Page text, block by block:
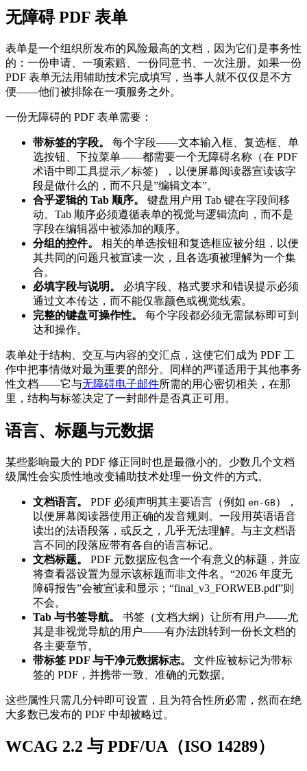
无障碍 PDF 表单
表单是一个组织所发布的风险最高的文档，因为它们是事务性
的：一份申请、一项索赔、一份同意书、一次注册。如果一份
PDF 表单无法用辅助技术完成填写，当事人就不仅仅是不方
便——他们被排除在一项服务之外。
一份无障碍的 PDF 表单需要：
带标签的字段。
每个字段——文本输入框、复选框、单
选按钮、下拉菜单——都需要一个无障碍名称（在 PDF
术语中即工具提示／标签），以便屏幕阅读器宣读该字
段是做什么的，而不只是”编辑文本”。
合乎逻辑的 Tab 顺序。
键盘用户用 Tab 键在字段间移
动。Tab 顺序必须遵循表单的视觉与逻辑流向，而不是
字段在编辑器中被添加的顺序。
分组的控件。
相关的单选按钮和复选框应被分组，以便
其共同的问题只被宣读一次，且各选项被理解为一个集
合。
必填字段与说明。
必填字段、格式要求和错误提示必须
通过文本传达，而不能仅靠颜色或视觉线索。
完整的键盘可操作性。
每个字段都必须无需鼠标即可到
达和操作。
表单处于结构、交互与内容的交汇点，这使它们成为 PDF 工
作中把事情做对最为重要的部分。同样的严谨适用于其他事务
性文档——它与无障碍电子邮件所需的用心密切相关，在那
里，结构与标签决定了一封邮件是否真正可用。
语言、标题与元数据
某些影响最大的 PDF 修正同时也是最微小的。少数几个文档
级属性会实质性地改变辅助技术处理一份文件的方式。
文档语言。 PDF 必须声明其主要语言（例如 en-GB），
以便屏幕阅读器使用正确的发音规则。一段用英语语音
读出的法语段落，或反之，几乎无法理解。与主文档语
言不同的段落应带有各自的语言标记。
文档标题。
PDF 元数据应包含一个有意义的标题，并应
将查看器设置为显示该标题而非文件名。“2026 年度无
障碍报告”会被宣读和显示；“final_v3_FORWEB.pdf”则
不会。
Tab 与书签导航。
书签（文档大纲）让所有用户——尤
其是非视觉导航的用户——有办法跳转到一份长文档的
各主要章节。
带标签 PDF 与干净元数据标志。
文件应被标记为带标
签的 PDF，并携带一致、准确的元数据。
这些属性只需几分钟即可设置，且为符合性所必需，然而在绝
大多数已发布的 PDF 中却被略过。
WCAG 2.2 与 PDF/UA（ISO 14289）